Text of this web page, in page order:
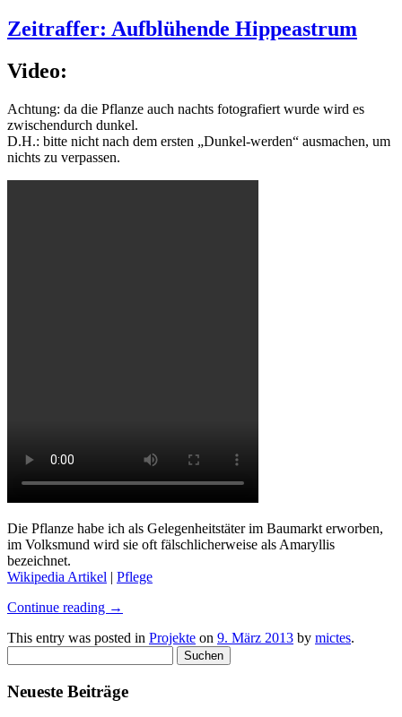
Zeitraffer: Aufblühende Hippeastrum
Video:
Achtung: da die Pflanze auch nachts fotografiert wurde wird es
zwischendurch dunkel.
D.H.: bitte nicht nach dem ersten „Dunkel-werden“ ausmachen, um
nichts zu verpassen.
Die Pflanze habe ich als Gelegenheitstäter im Baumarkt erworben,
im Volksmund wird sie oft fälschlicherweise als Amaryllis
bezeichnet.
Wikipedia Artikel | Pflege
Continue reading →
This entry was posted in Projekte on 9. März 2013 by mictes.
nach:
Neueste Beiträge